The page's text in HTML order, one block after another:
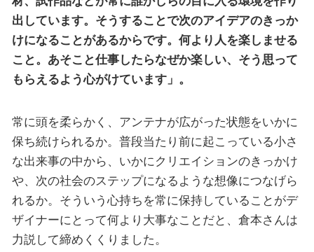
出しています。そうすることで次のアイデアのきっか
けになることがあるからです。何より人を楽しませる
こと。あそこと仕事したらなぜか楽しい、そう思って
もらえるよう心がけています」。
常に頭を柔らかく、アンテナが広がった状態をいかに
保ち続けられるか。普段当たり前に起こっている小さ
な出来事の中から、いかにクリエイションのきっかけ
や、次の社会のステップになるような想像につなげら
れるか。そういう心持ちを常に保持していることがデ
ザイナーにとって何より大事なことだと、倉本さんは
力説して締めくくりました。